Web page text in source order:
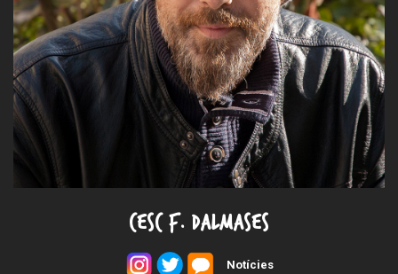
CESC F. DALMASES
Notícies